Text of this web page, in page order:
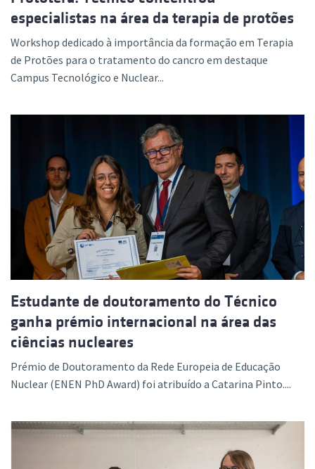
especialistas na área da terapia de protões
Workshop dedicado à importância da formação em Terapia
de Protões para o tratamento do cancro em destaque
Campus Tecnológico e Nuclear...
Estudante de doutoramento do Técnico
ganha prémio internacional na área das
ciências nucleares
Prémio de Doutoramento da Rede Europeia de Educação
Nuclear (ENEN PhD Award) foi atribuído a Catarina Pinto....